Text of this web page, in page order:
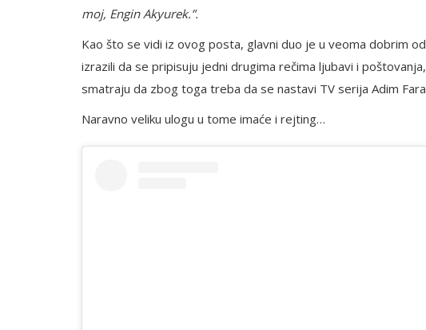
moj, Engin Akyurek.”.
Kao što se vidi iz ovog posta, glavni duo je u veoma dobrim
izrazili da se pripisuju jedni drugima rečima ljubavi i
smatraju da zbog toga treba da se nastavi TV serija Adim
Naravno veliku ulogu u tome imaće i rejting…